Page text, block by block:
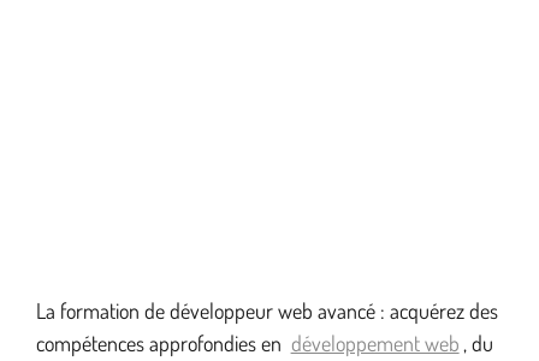
La formation de développeur web avancé : acquérez des
compétences approfondies en développement web , du